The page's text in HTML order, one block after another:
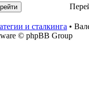
и сталкинга •
© phpBB Group